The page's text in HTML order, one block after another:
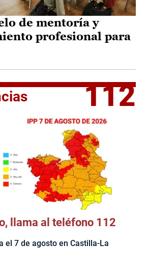
de mentoría y
profesional para
112
llama al teléfono 112
el 7 de agosto en Castilla-La